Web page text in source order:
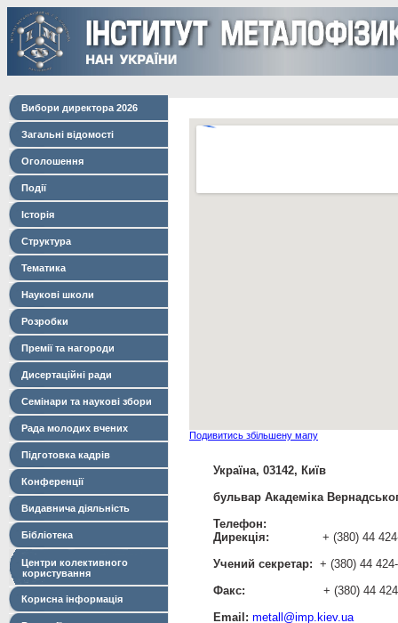
Вибори директора 2026
Загальні відомості
Оголошення
Події
Історія
Структура
Тематика
Наукові школи
Розробки
Премії та нагороди
Дисертаційні ради
Семінари та наукові збори
Рада молодих вчених
Підготовка кадрів
Конференції
Видавнича діяльність
Бібліотека
Центри колективного
користування
Корисна інформація
Подивитись збільшену мапу
Україна, 03142, Київ
бульвар Академіка
Телефон:
Дирекція: + (380) 44 424-
Учений секретар: + (380) 44
Факс: + (380) 44 424-
Email: metall@imp.kiev.ua